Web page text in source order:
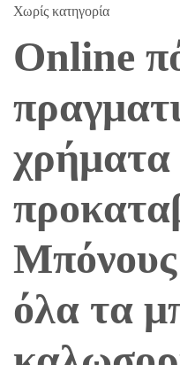
Χωρίς κατηγορία
Online
χρήματα
Μπόνους
όλα τα